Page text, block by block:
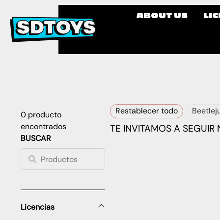
ABOUT US
0 producto
encontrados
BUSCAR
Licencias
Restablecer todo
TE INVITAMOS A SEGUIR